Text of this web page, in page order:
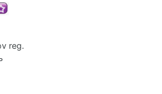
reg.